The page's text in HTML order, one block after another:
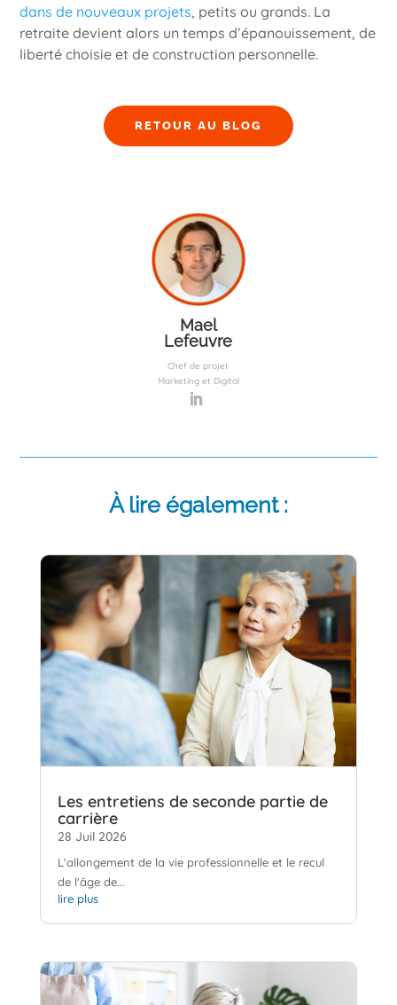
dans de nouveaux projets, petits ou grands. La
retraite devient alors un temps d’épanouissement, de
liberté choisie et de construction personnelle.
RETOUR AU BLOG
Mael
Lefeuvre
Chef de projet
Marketing et Digital
À lire également :
Les entretiens de seconde partie de
carrière
28 Juil 2026
L'allongement de la vie professionnelle et le recul
de l'âge de...
lire plus